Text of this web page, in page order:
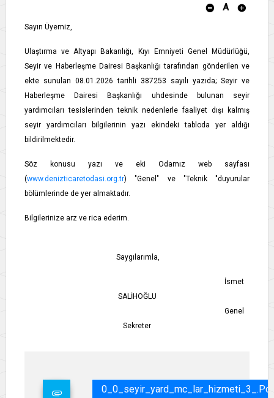
A
Sayın Üyemiz,
Ulaştırma ve Altyapı Bakanlığı, Kıyı Emniyeti Genel Müdürlüğü,
Seyir ve Haberleşme Dairesi Başkanlığı tarafından gönderilen ve
ekte sunulan 08.01.2026 tarihli 387253 sayılı yazıda; Seyir ve
Haberleşme Dairesi Başkanlığı uhdesinde bulunan seyir
yardımcıları tesislerinden teknik nedenlerle faaliyet dışı kalmış
seyir yardımcıları bilgilerinin yazı ekindeki tabloda yer aldığı
bildirilmektedir.
Söz konusu yazı ve eki Odamız web sayfası
(www.denizticaretodasi.org.tr) "Genel" ve "Teknik "duyurular
bölümlerinde de yer almaktadır.
Bilgilerinize arz ve rica ederim.
Saygılarımla,
İsmet
SALİHOĞLU
Genel
Sekreter
0_0_seyir_yard_mc_lar_hizmeti_3_.pdf